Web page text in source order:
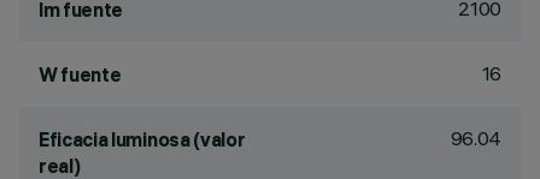
lm fuente 2100
W fuente 16
Eficacia luminosa (valor
real)
96.04